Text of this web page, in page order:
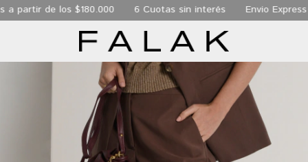
los $180.000 6 Cuotas sin interés Envio Express de 24